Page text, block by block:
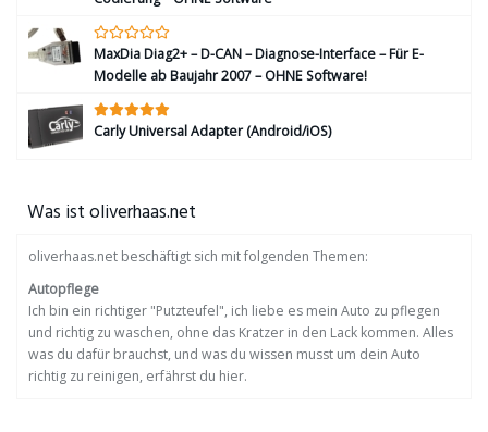
MaxDia Diag2+ – D-CAN – Diagnose-Interface – Für E-
Modelle ab Baujahr 2007 – OHNE Software!
Carly Universal Adapter (Android/iOS)
Was ist oliverhaas.net
oliverhaas.net beschäftigt sich mit folgenden Themen:
Autopflege
Ich bin ein richtiger "Putzteufel", ich liebe es mein Auto zu pflegen
und richtig zu waschen, ohne das Kratzer in den Lack kommen. Alles
was du dafür brauchst, und was du wissen musst um dein Auto
richtig zu reinigen, erfährst du hier.